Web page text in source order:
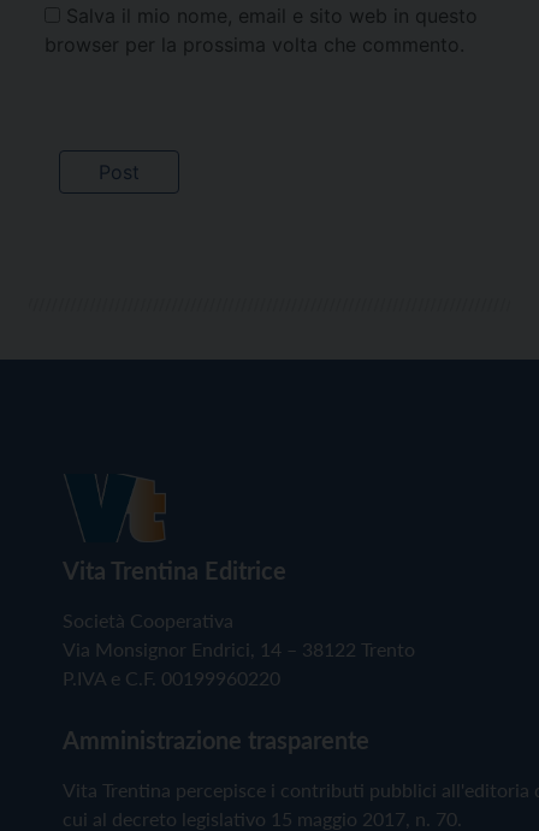
Salva il mio nome, email e sito web in questo
browser per la prossima volta che commento.
Vita Trentina Editrice
Società Cooperativa
Via Monsignor Endrici, 14 – 38122 Trento
P.IVA e C.F. 00199960220
Amministrazione trasparente
Vita Trentina percepisce i contributi pubblici all'editoria
cui al decreto legislativo 15 maggio 2017, n. 70.